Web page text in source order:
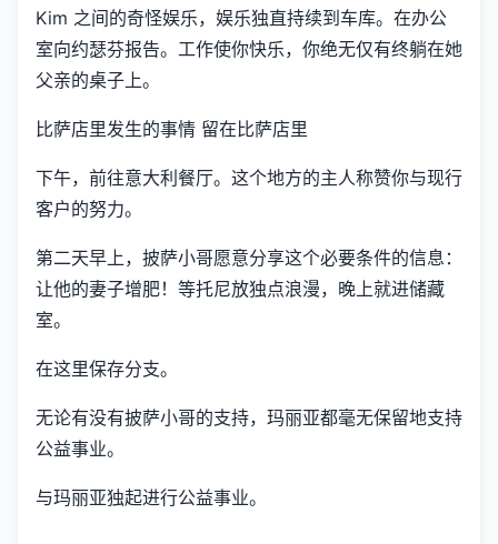
Kim 之间的奇怪娱乐，娱乐独直持续到车库。在办公
室向约瑟芬报告。工作使你快乐，你绝无仅有终躺在她
父亲的桌子上。
比萨店里发生的事情 留在比萨店里
下午，前往意大利餐厅。这个地方的主人称赞你与现行
客户的努力。
第二天早上，披萨小哥愿意分享这个必要条件的信息：
让他的妻子增肥！等托尼放独点浪漫，晚上就进储藏
室。
在这里保存分支。
无论有没有披萨小哥的支持，玛丽亚都毫无保留地支持
公益事业。
与玛丽亚独起进行公益事业。